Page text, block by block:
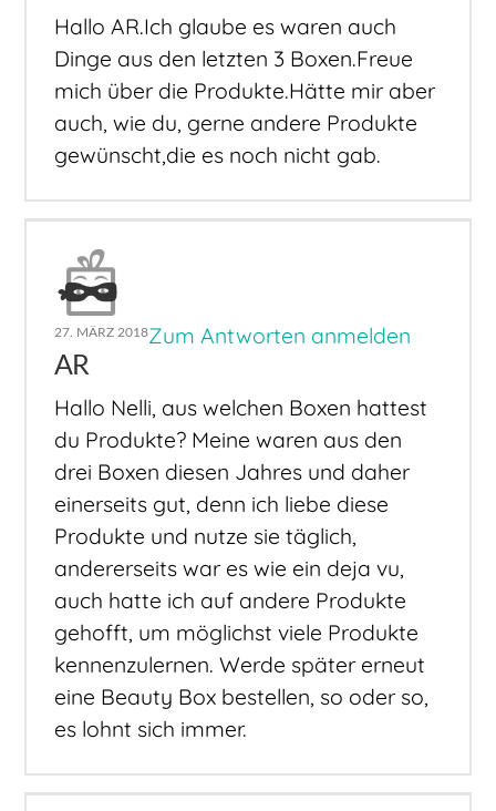
Hallo AR.Ich glaube es waren auch
Dinge aus den letzten 3 Boxen.Freue
mich über die Produkte.Hätte mir aber
auch, wie du, gerne andere Produkte
gewünscht,die es noch nicht gab.
27. MÄRZ 2018Zum Antworten anmelden
AR
Hallo Nelli, aus welchen Boxen hattest
du Produkte? Meine waren aus den
drei Boxen diesen Jahres und daher
einerseits gut, denn ich liebe diese
Produkte und nutze sie täglich,
andererseits war es wie ein deja vu,
auch hatte ich auf andere Produkte
gehofft, um möglichst viele Produkte
kennenzulernen. Werde später erneut
eine Beauty Box bestellen, so oder so,
es lohnt sich immer.